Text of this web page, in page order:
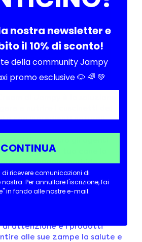
e nutrire i cuscinetti del
con ingredienti naturali,
alle zampe del tuo cane la
lasciandole morbide,
tempo alla cura delle
di attenzione e i prodotti
alle sue zampe la salute e
nostra newsletter e
il 10% di sconto!
della community Jampy
promo esclusive 🐶 🌈 💚
CONTINUA
ricevere comunicazioni di
Per annullare l'iscrizione, fai
in fondo alle nostre e-mail.